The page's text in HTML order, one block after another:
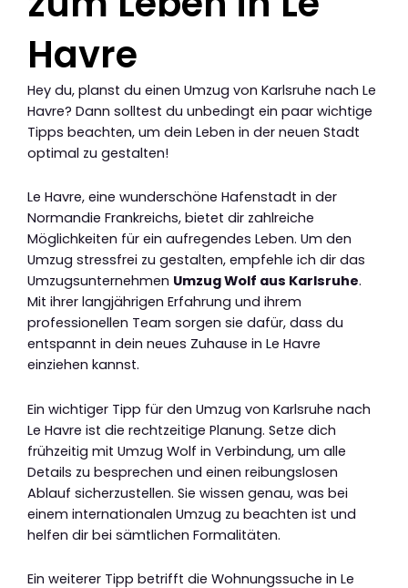
Havre
Hey du, planst du einen Umzug von Karlsruhe nach Le
Havre? Dann solltest du unbedingt ein paar wichtige
Tipps beachten, um dein Leben in der neuen Stadt
optimal zu gestalten!
Le Havre, eine wunderschöne Hafenstadt in der
Normandie Frankreichs, bietet dir zahlreiche
Möglichkeiten für ein aufregendes Leben. Um den
Umzug stressfrei zu gestalten, empfehle ich dir das
Umzugsunternehmen Umzug Wolf aus Karlsruhe.
Mit ihrer langjährigen Erfahrung und ihrem
professionellen Team sorgen sie dafür, dass du
entspannt in dein neues Zuhause in Le Havre
einziehen kannst.
Ein wichtiger Tipp für den Umzug von Karlsruhe nach
Le Havre ist die rechtzeitige Planung. Setze dich
frühzeitig mit Umzug Wolf in Verbindung, um alle
Details zu besprechen und einen reibungslosen
Ablauf sicherzustellen. Sie wissen genau, was bei
einem internationalen Umzug zu beachten ist und
helfen dir bei sämtlichen Formalitäten.
Ein weiterer Tipp betrifft die Wohnungssuche in Le